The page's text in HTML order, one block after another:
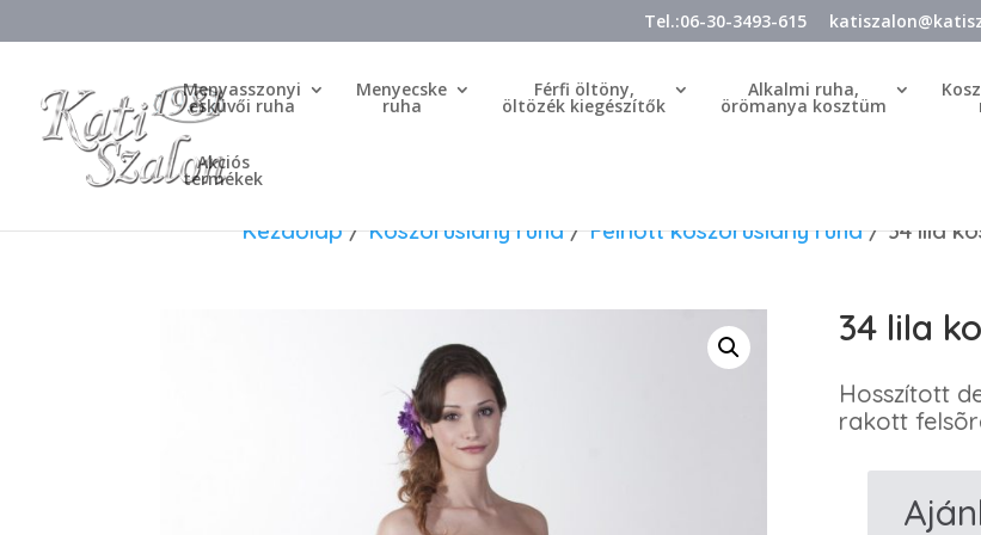
Tel.:06-30-3493-615
Menyasszonyi
esküvői ruha
Menyecske
ruha
Férfi öltöny,
öltözék kiegészítők
Alkalmi ruha,
örömanya kosztüm
Akciós
termékek
Kezdőlap/Koszorúslány ruha/Felnőtt koszorúslány ruha/ 34 lila
34 lila
Hosszított
rakott